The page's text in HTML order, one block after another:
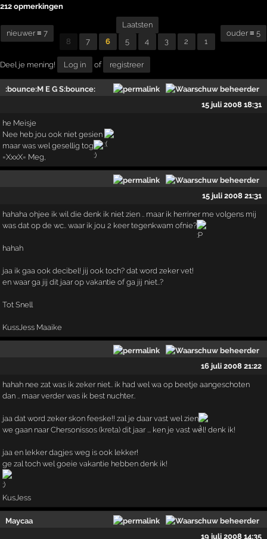
212 opmerkingen
nieuwer ≡ 7
Laatsten
8
7 6 5 4 3 2 1
ouder ≡ 5
Deel je mening! Log in of registreer
:bounce:M E G S:bounce:
15 juli 2008 18:31
he Meisje
Nee heb jou ook niet gesien
maar was wel gesellig tog
=XxxX= Meg,
15 juli 2008 21:31
hahaha ohjee ik wil die denk ik niet zien .. maar ik herriner me volgens mij
was dat op de wc.. waar ik jou 2 keer tegenkwam ofnie?
hahah
jaa ik gaa ook decibel! jij ook toch? dat word zeker vet!
en waar ga jij dit jaar op vakantie of ga jij niet..?
Tot Snell
KussJess Maaike
16 juli 2008 21:22
hahah nee zat was ik zeker niet.. ik had wel wa op beetje aangeschoten
dan .. maar verder was ik best nuchter..
jaa dat word zeker skon feeske!! zal je daar vast wel zien
we gaan naar Chersonissos (kreta) dit jaar ... ken je vast wel! denk ik!
jaa en lekker dagjes weg is ook lekker!
ge zal toch wel goeie vakantie hebben denk ik!
KusJess
Maycaa
19 juli 2008 14:35